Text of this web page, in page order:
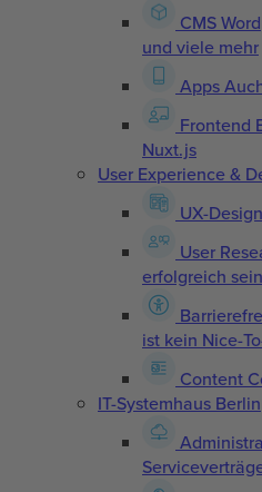
CMS
und viele mehr
Apps
Frontend
Nuxt.js
User Experience &
UX-Design
User
erfolgreich sein
ist kein Nice-
Content
IT-Systemhaus Berlin